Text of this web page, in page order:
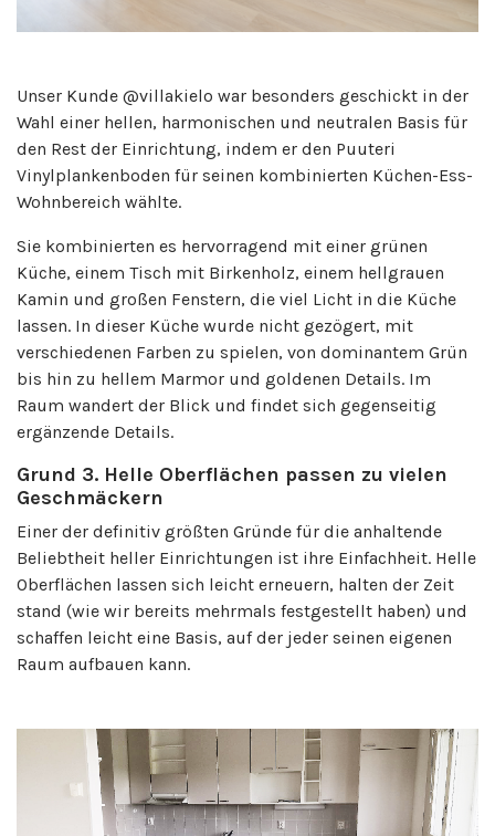
Unser Kunde @villakielo war besonders geschickt in der
Wahl einer hellen, harmonischen und neutralen Basis für
den Rest der Einrichtung, indem er den Puuteri
Vinylplankenboden für seinen kombinierten Küchen-Ess-
Wohnbereich wählte.
Sie kombinierten es hervorragend mit einer grünen
Küche, einem Tisch mit Birkenholz, einem hellgrauen
Kamin und großen Fenstern, die viel Licht in die Küche
lassen. In dieser Küche wurde nicht gezögert, mit
verschiedenen Farben zu spielen, von dominantem Grün
bis hin zu hellem Marmor und goldenen Details. Im
Raum wandert der Blick und findet sich gegenseitig
ergänzende Details.
Grund 3. Helle Oberflächen passen zu vielen
Geschmäckern
Einer der definitiv größten Gründe für die anhaltende
Beliebtheit heller Einrichtungen ist ihre Einfachheit. Helle
Oberflächen lassen sich leicht erneuern, halten der Zeit
stand (wie wir bereits mehrmals festgestellt haben) und
schaffen leicht eine Basis, auf der jeder seinen eigenen
Raum aufbauen kann.